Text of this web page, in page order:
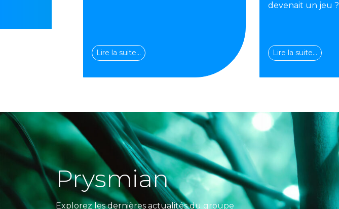
Lire la suite…
devenait un jeu ?
Lire la suite…
Prysmian
Explorez les dernières actualités du groupe